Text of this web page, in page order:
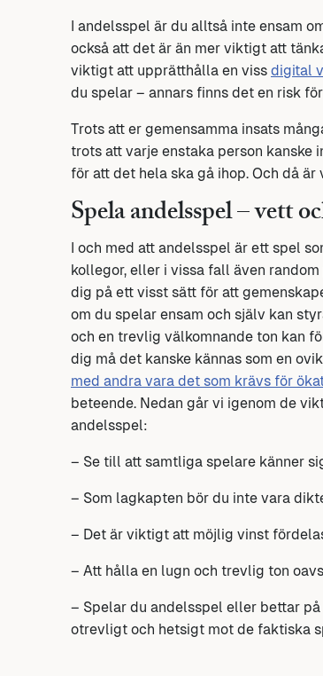
I andelsspel är du alltså inte ensam
också att det är än mer viktigt att
viktigt att upprätthålla en viss digital
du spelar – annars finns det en risk
Trots att er gemensamma insats
trots att varje enstaka person kanske
för att det hela ska gå ihop. Och då
Spela andelsspel – vett
I och med att andelsspel är ett spel
kollegor, eller i vissa fall även
dig på ett visst sätt för att
om du spelar ensam och själv kan
och en trevlig välkomnande ton kan
dig må det kanske kännas som en
med andra vara det som krävs för
beteende. Nedan går vi igenom de
andelsspel:
– Se till att samtliga spelare känner
– Som lagkapten bör du inte vara
– Det är viktigt att möjlig vinst
– Att hålla en lugn och trevlig ton
– Spelar du andelsspel eller bettar
otrevligt och hetsigt mot de faktiska